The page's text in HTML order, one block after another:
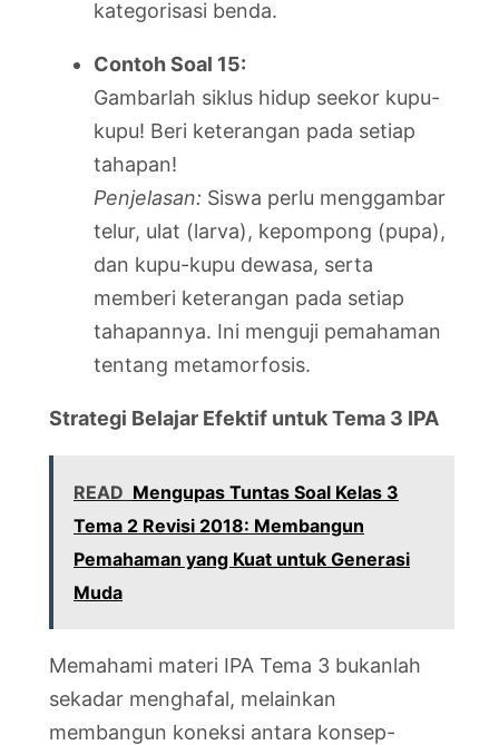
kategorisasi benda.
Contoh Soal 15:
Gambarlah siklus hidup seekor kupu-
kupu! Beri keterangan pada setiap
tahapan!
Penjelasan: Siswa perlu menggambar
telur, ulat (larva), kepompong (pupa),
dan kupu-kupu dewasa, serta
memberi keterangan pada setiap
tahapannya. Ini menguji pemahaman
tentang metamorfosis.
Strategi Belajar Efektif untuk Tema 3 IPA
READ Mengupas Tuntas Soal Kelas 3
Tema 2 Revisi 2018: Membangun
Pemahaman yang Kuat untuk Generasi
Muda
Memahami materi IPA Tema 3 bukanlah
sekadar menghafal, melainkan
membangun koneksi antara konsep-